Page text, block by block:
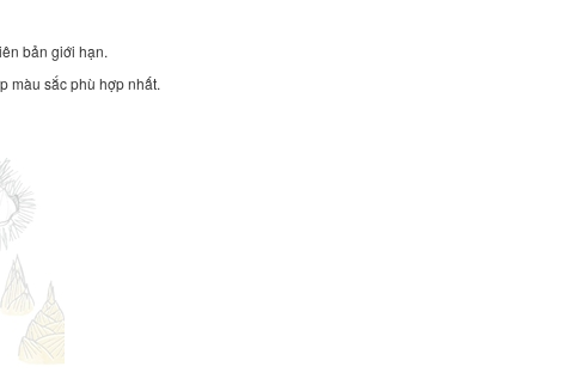
bản giới hạn.
màu sắc phù hợp nhất.